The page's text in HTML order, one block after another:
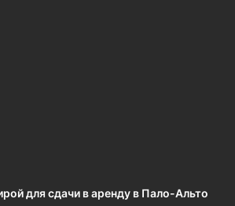
для сдачи в аренду в Пало-Альто